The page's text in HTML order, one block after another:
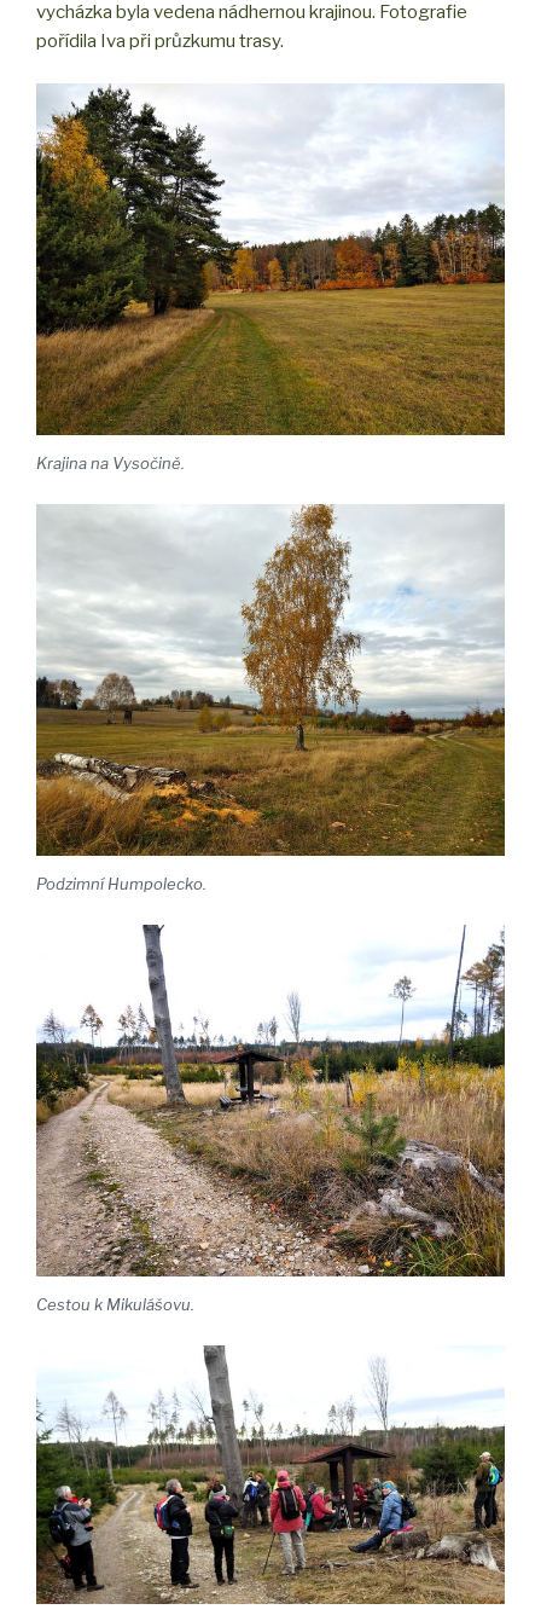
vycházka byla vedena nádhernou krajinou. Fotografie
pořídila Iva při průzkumu trasy.
Krajina na Vysočině.
Podzimní Humpolecko.
Cestou k Mikulášovu.